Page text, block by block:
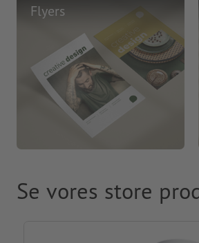
Flyers
Se vores store